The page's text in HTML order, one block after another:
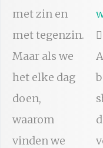
met zin en
met tegenzin.
Maar als we
het elke dag
doen,
waarom
vinden we